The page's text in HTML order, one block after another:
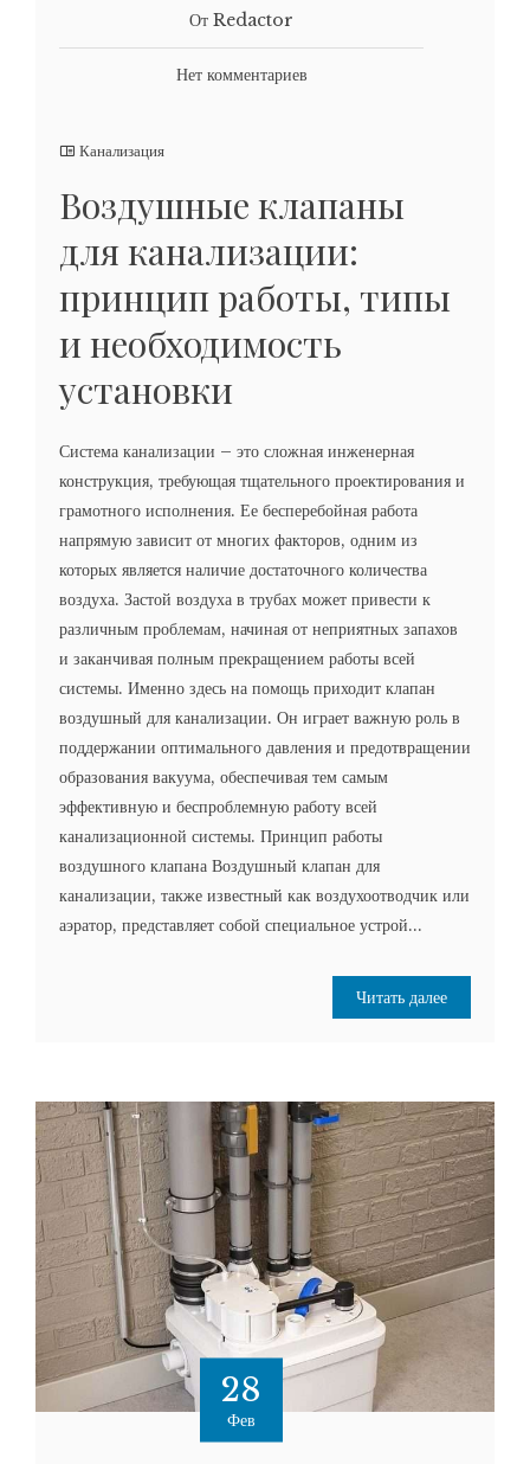
От Redactor
Нет комментариев
Канализация
Воздушные клапаны
для канализации:
принцип работы, типы
и необходимость
установки
Система канализации – это сложная инженерная
конструкция, требующая тщательного проектирования и
грамотного исполнения. Ее бесперебойная работа
напрямую зависит от многих факторов, одним из
которых является наличие достаточного количества
воздуха. Застой воздуха в трубах может привести к
различным проблемам, начиная от неприятных запахов
и заканчивая полным прекращением работы всей
системы. Именно здесь на помощь приходит клапан
воздушный для канализации. Он играет важную роль в
поддержании оптимального давления и предотвращении
образования вакуума, обеспечивая тем самым
эффективную и беспроблемную работу всей
канализационной системы. Принцип работы
воздушного клапана Воздушный клапан для
канализации, также известный как воздухоотводчик или
аэратор, представляет собой специальное устрой...
Читать далее
28
Фев